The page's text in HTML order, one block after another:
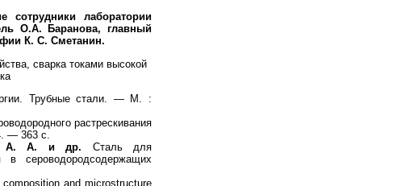
сотрудники лаборатории
О.А. Баранова, главный
фии К. С. Сметанин.
сварка токами высокой
Трубные стали. — М. :
растрескивания
— 363 с.
А. А. и др. Сталь для
в сероводородсодержащих
and microstructure